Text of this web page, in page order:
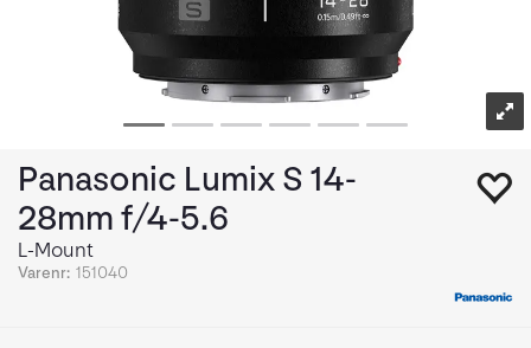
Panasonic Lumix S 14-
28mm f/4-5.6
L-Mount
Varenr: 151040